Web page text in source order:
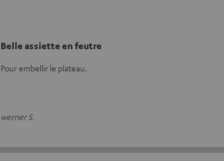
Belle assiette en feutre
Pour embellir le plateau.
werner S.